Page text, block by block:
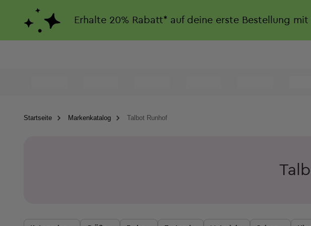
Erhalte 20% Rabatt* auf deine erste Bestellung mit
Startseite Markenkatalog Talbot Runhof